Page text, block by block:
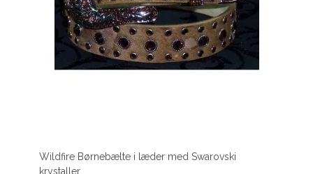
Wildfire Børnebælte i læder med Swarovski
krystaller